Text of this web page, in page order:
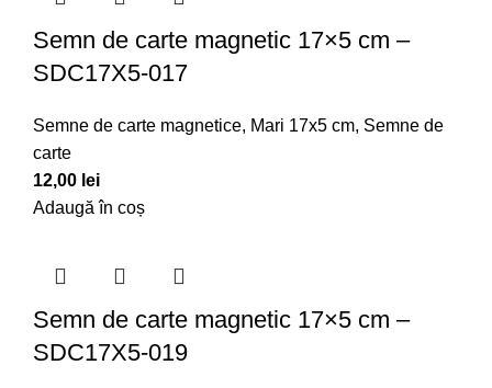
Semn de carte magnetic 17×5 cm –
SDC17X5-017
Semne de carte magnetice, Mari 17x5 cm, Semne de
carte
12,00 lei
Adaugă în coș
Semn de carte magnetic 17×5 cm –
SDC17X5-019